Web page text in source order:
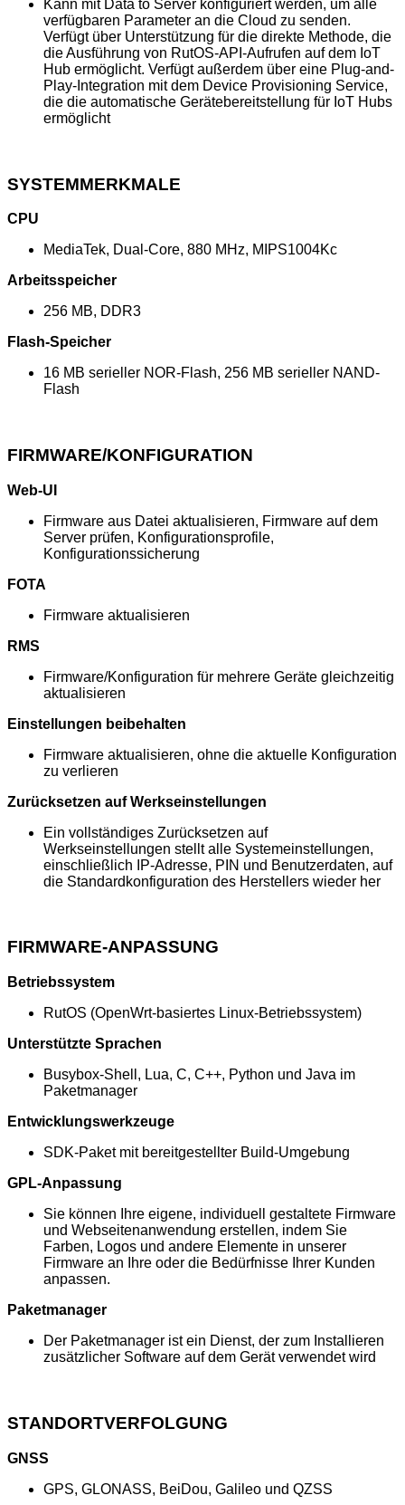
Kann mit Data to Server konfiguriert werden, um alle
verfügbaren Parameter an die Cloud zu senden.
Verfügt über Unterstützung für die direkte Methode, die
die Ausführung von RutOS-API-Aufrufen auf dem IoT
Hub ermöglicht. Verfügt außerdem über eine Plug-and-
Play-Integration mit dem Device Provisioning Service,
die die automatische Gerätebereitstellung für IoT Hubs
ermöglicht
SYSTEMMERKMALE
CPU
MediaTek, Dual-Core, 880 MHz, MIPS1004Kc
Arbeitsspeicher
256 MB, DDR3
Flash-Speicher
16 MB serieller NOR-Flash, 256 MB serieller NAND-
Flash
FIRMWARE/KONFIGURATION
Web-UI
Firmware aus Datei aktualisieren, Firmware auf dem
Server prüfen, Konfigurationsprofile,
Konfigurationssicherung
FOTA
Firmware aktualisieren
RMS
Firmware/Konfiguration für mehrere Geräte gleichzeitig
aktualisieren
Einstellungen beibehalten
Firmware aktualisieren, ohne die aktuelle Konfiguration
zu verlieren
Zurücksetzen auf Werkseinstellungen
Ein vollständiges Zurücksetzen auf
Werkseinstellungen stellt alle Systemeinstellungen,
einschließlich IP-Adresse, PIN und Benutzerdaten, auf
die Standardkonfiguration des Herstellers wieder her
FIRMWARE-ANPASSUNG
Betriebssystem
RutOS (OpenWrt-basiertes Linux-Betriebssystem)
Unterstützte Sprachen
Busybox-Shell, Lua, C, C++, Python und Java im
Paketmanager
Entwicklungswerkzeuge
SDK-Paket mit bereitgestellter Build-Umgebung
GPL-Anpassung
Sie können Ihre eigene, individuell gestaltete Firmware
und Webseitenanwendung erstellen, indem Sie
Farben, Logos und andere Elemente in unserer
Firmware an Ihre oder die Bedürfnisse Ihrer Kunden
anpassen.
Paketmanager
Der Paketmanager ist ein Dienst, der zum Installieren
zusätzlicher Software auf dem Gerät verwendet wird
STANDORTVERFOLGUNG
GNSS
GPS, GLONASS, BeiDou, Galileo und QZSS